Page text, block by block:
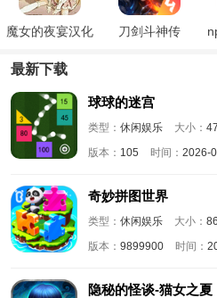
魔女的夜宴汉化
刀剑斗神传
最新下载
球球的迷宫
类型： 休闲娱乐 大小：
版本： 105 时间： 2026-
奇妙拼图世界
类型： 休闲娱乐 大小：
版本： 9899900 时间：
隐秘的怪谈-猫女之夏